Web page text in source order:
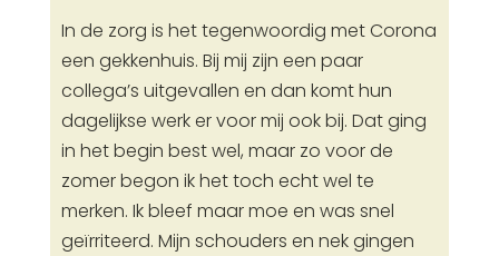
In de zorg is het tegenwoordig met Corona
een gekkenhuis. Bij mij zijn een paar
collega’s uitgevallen en dan komt hun
dagelijkse werk er voor mij ook bij. Dat ging
in het begin best wel, maar zo voor de
zomer begon ik het toch echt wel te
merken. Ik bleef maar moe en was snel
geïrriteerd. Mijn schouders en nek gingen